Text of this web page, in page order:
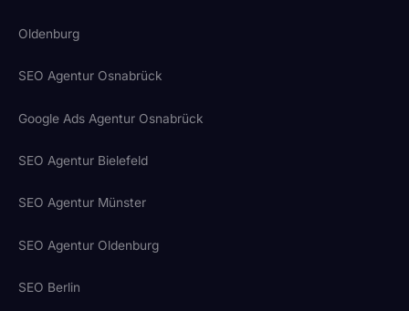
Oldenburg
SEO Agentur Osnabrück
Google Ads Agentur Osnabrück
SEO Agentur Bielefeld
SEO Agentur Münster
SEO Agentur Oldenburg
SEO Berlin